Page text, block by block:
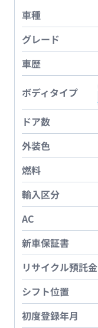
車種
グレード
車歴
ボディタイプ
ドア数
外装色
燃料
輸入区分
AC
新車保証書
リサイクル預託金
シフト位置
初度登録年月